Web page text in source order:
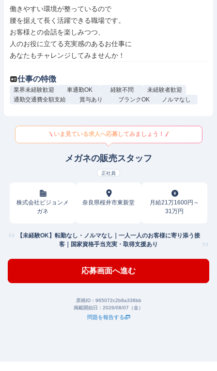
働きやすい環境が整っているので
腰を据えて長く活躍できる職場です。
お客様との会話を楽しみつつ、
人のお役に立てる充実感のあるお仕事に
あなたもチャレンジしてみませんか！
仕事の特徴
業界未経験歓迎 車通勤OK 経験不問
未経験者歓迎
通勤交通費全額支給
賞与あり ブランクOK ノルマなし
いま見ている求人へ応募してみましょう！
メガネの販売スタッフ
正社員
株式会社ビジョンメ
ガネ
奈良県桜井市東新堂
月給21万1600円～
31万円
【未経験OK】転勤なし・ノルマなし｜一人一人のお客様に寄り添う接
客｜国家資格手当充実・取得支援あり
応募画面へ進む
原稿ID： 965072c2b8a338bb
掲載開始日： 2026/08/07（金）
問題を報告する